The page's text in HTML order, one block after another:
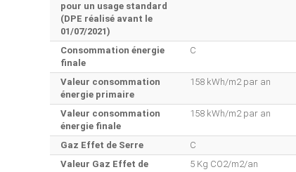
pour un usage standard
(DPE réalisé avant le
01/07/2021)
Consommation énergie
finale
C
Valeur consommation
énergie primaire
158 kWh/m2 par an
Valeur consommation
énergie finale
158 kWh/m2 par an
Gaz Effet de Serre
C
Valeur Gaz Effet de
5 Kg CO2/m2/an